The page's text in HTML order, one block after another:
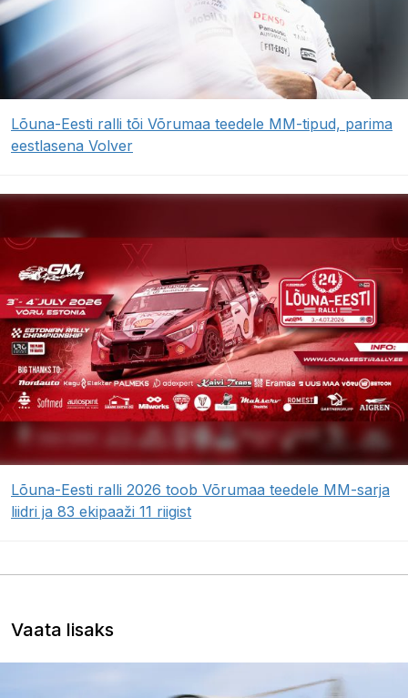
Lõuna-Eesti ralli tõi Võrumaa teedele MM-tipud, parima
eestlasena Volver
Lõuna-Eesti ralli 2026 toob Võrumaa teedele MM-sarja
liidri ja 83 ekipaaži 11 riigist
Vaata lisaks